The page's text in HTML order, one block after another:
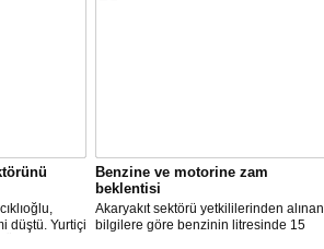
düştü. Yurtiçi
Benzine ve motorine zam
beklentisi
Akaryakıt sektörü yetkililerinden alınan
bilgilere göre benzinin litresinde 15